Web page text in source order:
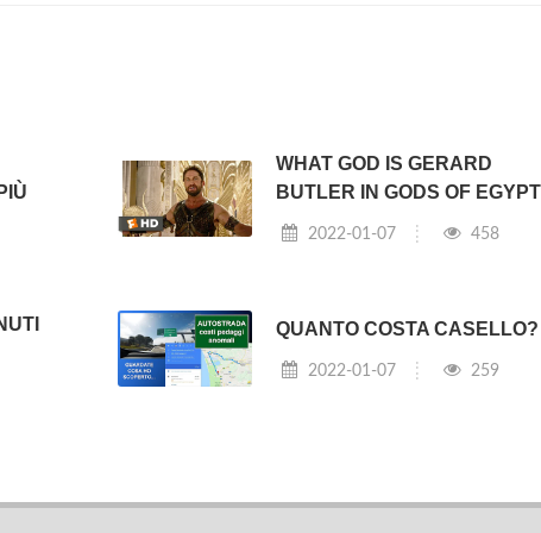
WHAT GOD IS GERARD
BUTLER IN GODS OF
2022-01-07 458
QUANTO COSTA CASELLO?
2022-01-07 259